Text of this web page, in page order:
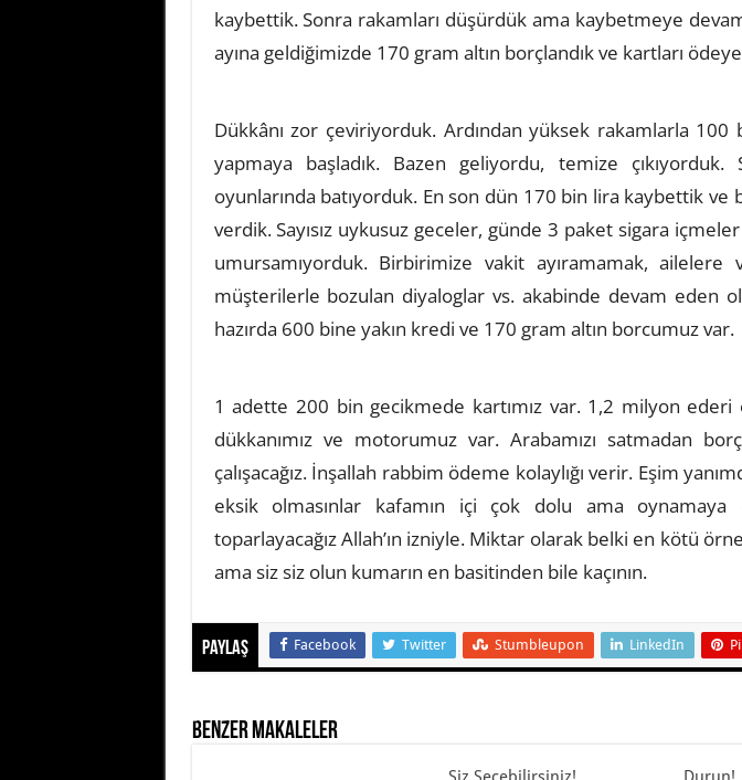
kaybettik. Sonra rakamları düşürdük ama kaybetmeye
ayına geldiğimizde 170 gram altın borçlandık ve kartları
Dükkânı zor çeviriyorduk. Ardından yüksek rakamlarla 100
yapmaya başladık. Bazen geliyordu, temize
oyunlarında batıyorduk. En son dün 170 bin lira kaybettik ve
verdik. Sayısız uykusuz geceler, günde 3 paket sigara
umursamıyorduk. Birbirimize vakit ayıramamak, ailelere
müşterilerle bozulan diyaloglar vs. akabinde devam eden
hazırda 600 bine yakın kredi ve 170 gram altın borcumuz var.
1 adette 200 bin gecikmede kartımız var. 1,2 milyon ederi
dükkanımız ve motorumuz var. Arabamızı satmadan
çalışacağız. İnşallah rabbim ödeme kolaylığı verir. Eşim
eksik olmasınlar kafamın içi çok dolu ama oynamaya
toparlayacağız Allah’ın izniyle. Miktar olarak belki en kötü
ama siz siz olun kumarın en basitinden bile kaçının.
Paylaş Facebook Twitter Stumbleupon LinkedIn
Benzer Makaleler